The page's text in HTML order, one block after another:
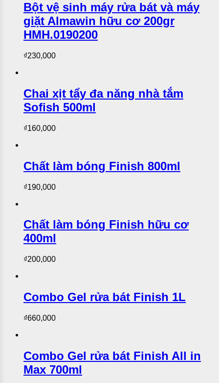
Bột vệ sinh máy rửa bát và máy
giặt Almawin hữu cơ 200gr
HMH.0190200
₫230,000
Chai xịt tẩy đa năng nhà tắm
Sofish 500ml
₫160,000
Chất làm bóng Finish 800ml
₫190,000
Chất làm bóng Finish hữu cơ
400ml
₫200,000
Combo Gel rửa bát Finish 1L
₫660,000
Combo Gel rửa bát Finish All in
Max 700ml